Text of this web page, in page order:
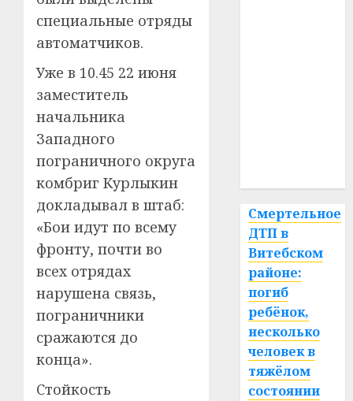
специальные отряды
автоматчиков.
Уже в 10.45 22 июня
заместитель
начальника
Западного
пограничного округа
комбриг Курлыкин
докладывал в штаб:
«Бои идут по всему
фронту, почти во
всех отрядах
нарушена связь,
пограничники
сражаются до
конца».
Стойкость
Смертельное
ДТП в
Витебском
районе:
погиб
ребёнок,
несколько
человек в
тяжёлом
состоянии